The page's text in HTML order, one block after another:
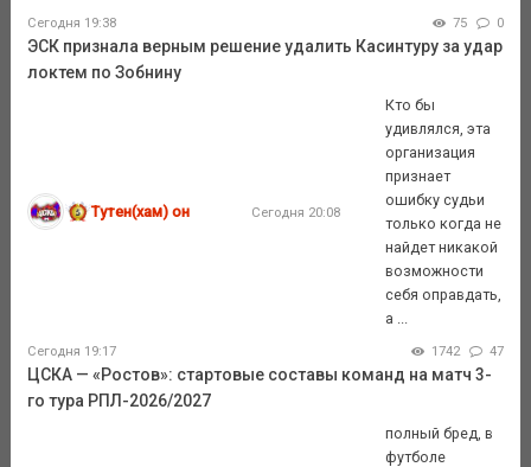
Сегодня 19:38 75 0
ЭСК признала верным решение удалить Касинтуру за удар
локтем по Зобнину
Тутен(хам) он Сегодня 20:08
Кто бы
удивлялся, эта
организация
признает
ошибку судьи
только когда не
найдет никакой
возможности
себя оправдать,
а ...
Сегодня 19:17 1742 47
ЦСКА — «Ростов»: стартовые составы команд на матч 3-
го тура РПЛ-2026/2027
полный бред, в
футболе